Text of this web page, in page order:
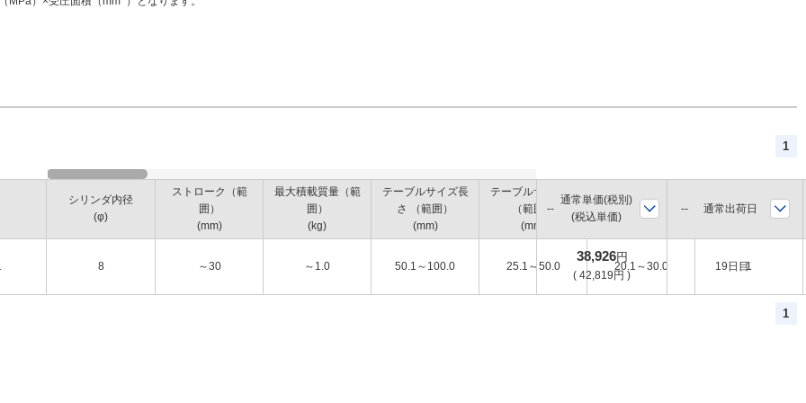
1
シリンダ内径
(φ)
ストローク（範
囲）
(mm)
最大積載質量（範
囲）
(kg)
テーブルサイズ長
さ （範囲）
(mm)
テーブルサイズ幅
（範囲）
(mm)
テーブルサイズ高
さ（範囲）
最大積載質量
(kg)
8 ～30 ～1.0 50.1～100.0 25.1～50.0 20.1～30.0 1
通常単価(税別)
(税込単価)
通常出荷日
38,926円
( 42,819 円 )
19日目
1